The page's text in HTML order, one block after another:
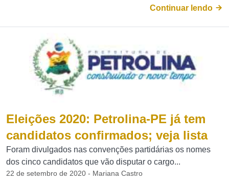
Continuar lendo
Eleições 2020: Petrolina-PE já tem
candidatos confirmados; veja lista
Foram divulgados nas convenções partidárias os nomes
dos cinco candidatos que vão disputar o cargo...
22 de setembro de 2020 - Mariana Castro